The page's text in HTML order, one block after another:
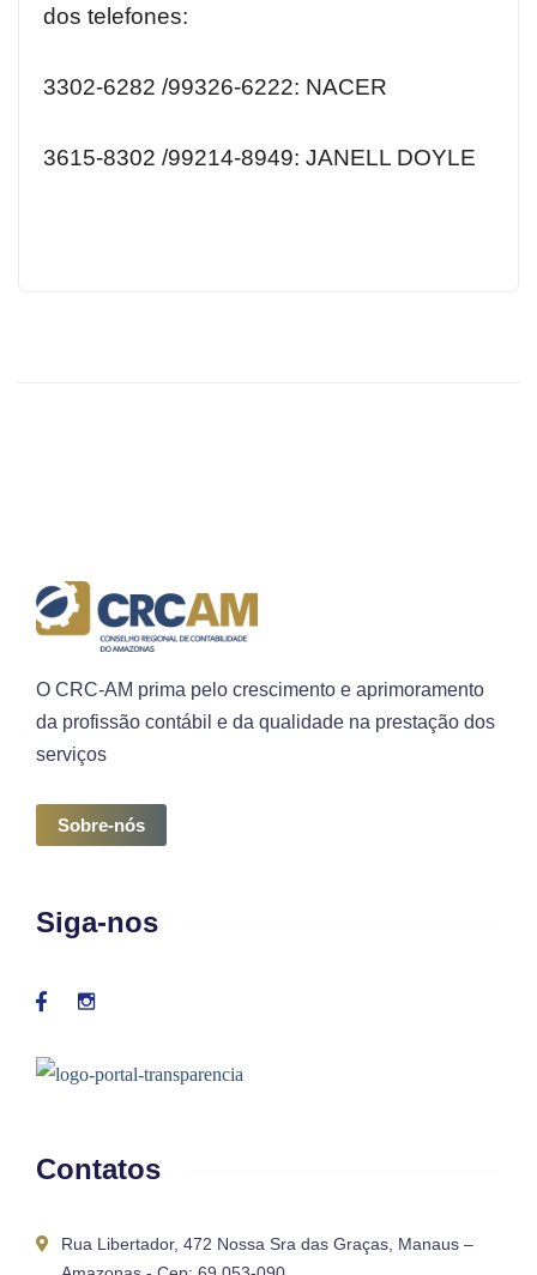
dos telefones:
3302-6282 /99326-6222: NACER
3615-8302 /99214-8949: JANELL DOYLE
O CRC-AM prima pelo crescimento e aprimoramento
da profissão contábil e da qualidade na prestação dos
serviços
Sobre-nós
Siga-nos
Contatos
Rua Libertador, 472 Nossa Sra das Graças, Manaus –